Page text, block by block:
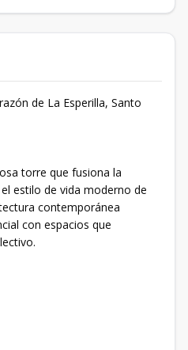
de La Esperilla, Santo
torre que fusiona la
estilo de vida moderno de
contemporánea
con espacios que